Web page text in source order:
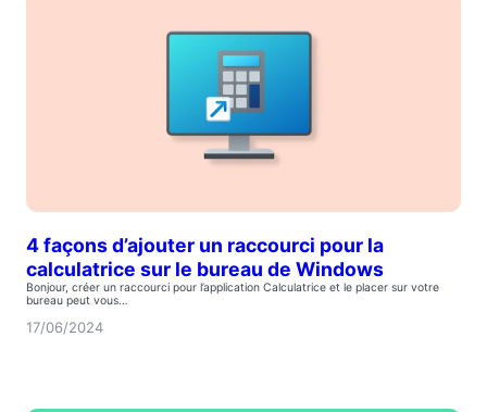
4 façons d’ajouter un raccourci pour la
calculatrice sur le bureau de Windows
Bonjour, créer un raccourci pour l’application Calculatrice et le placer sur votre
bureau peut vous…
17/06/2024